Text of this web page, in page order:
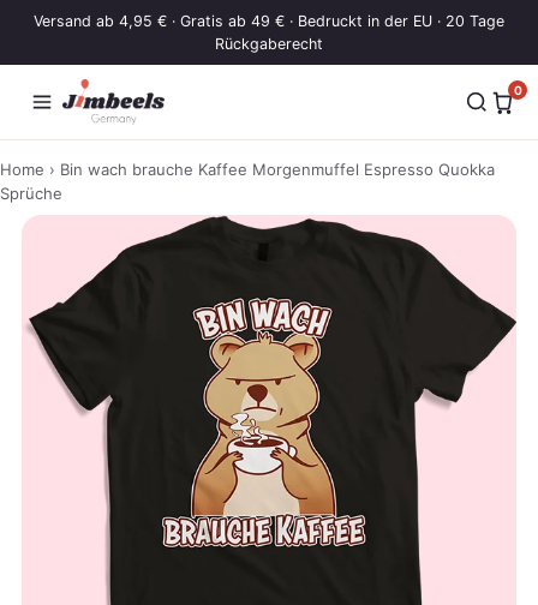
Zum Inhalt springen
Versand ab 4,95 € · Gratis ab 49 € · Bedruckt in der EU · 20 Tage
Rückgaberecht
0
Home › Bin wach brauche Kaffee Morgenmuffel Espresso Quokka
Sprüche